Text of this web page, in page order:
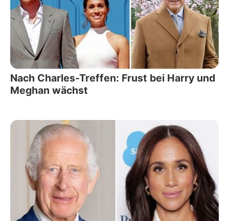
Nach Charles-Treffen: Frust bei Harry und
Meghan wächst